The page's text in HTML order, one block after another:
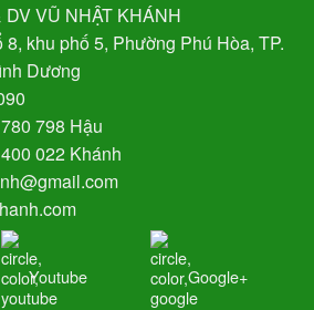
VŨ NHẬT KHÁNH
khu phố 5, Phường Phú Hòa, TP.
Dương
798 Hậu
022 Khánh
Youtube Google+